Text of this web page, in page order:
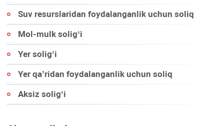
Suv resurslaridan foydalanganlik uchun soliq
Mol-mulk soligʻi
Yer soligʻi
Yer qa’ridan foydalanganlik uchun soliq
Aksiz soligʻi